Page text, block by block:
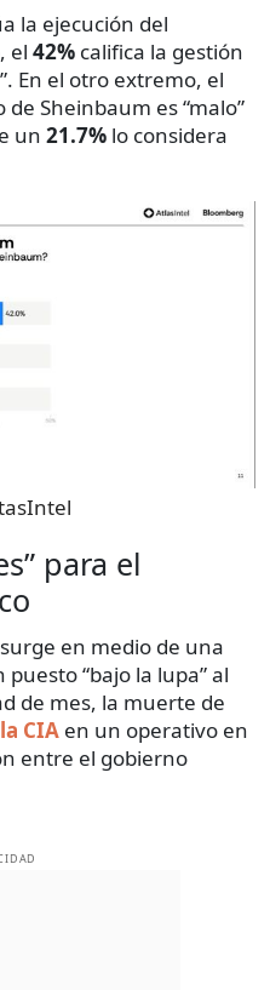
la ejecución del
el 42% califica la gestión
En el otro extremo, el
Sheinbaum es “malo”
un 21.7% lo considera
para el
en medio de una
“bajo la lupa” al
de mes, la muerte de
CIA en un operativo en
entre el gobierno